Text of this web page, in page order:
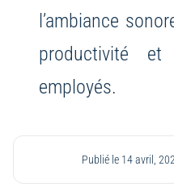
l’ambiance
productivité
employés.
Publié le 14 avril,